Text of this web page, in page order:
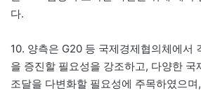
다.
10. 양측은 G20 등 국제경제협의체에서
을 증진할 필요성을 강조하고, 다양한 국
조달을 다변화할 필요성에 주목하였으